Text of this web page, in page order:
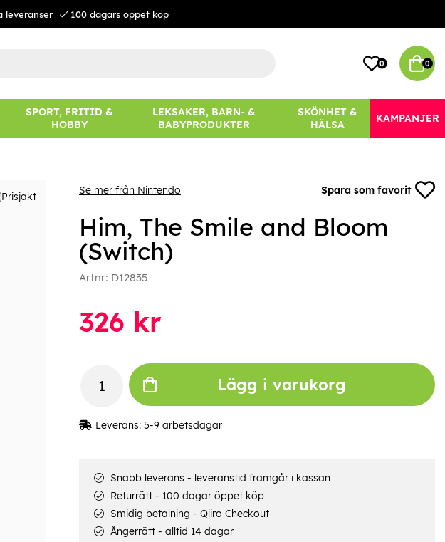
leveranser 100 dagars öppet köp
0 0
SPORT, FRITID &
HOBBY
LEKSAKER, BARN- &
BABYPRODUKTER
SKÖNHET &
HÄLSA
KAMPANJER
Se mer från Nintendo Spara som favorit
Him, The Smile and Bloom
(Switch)
Artnr: D12835
326 kr
Lägg i varukorg
Leverans: 5-9 arbetsdagar
Snabb leverans - leveranstid framgår i kassan
Returrätt - 100 dagar öppet köp
Smidig betalning - Qliro Checkout
Ångerrätt - alltid 14 dagar